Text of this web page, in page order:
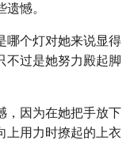
憾。
哪个灯对她来说显得
不过是她努力殿起脚
，因为在她把手放下
上用力时撩起的上衣